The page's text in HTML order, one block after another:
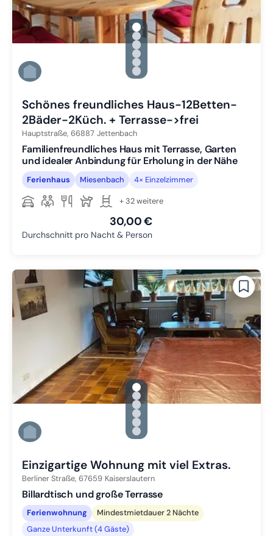
gallery.slide_selector
Zu Slide 1 wechseln
Zu Slide 2 wechseln
Zu Slide 3 wechseln
Zu Slide 4 wechseln
Zu Slide 5 wechseln
Zu Slide 6 wechseln
Schönes freundliches Haus-12Betten-
2Bäder-2Küch. + Terrasse->frei
Hauptstraße, 66887 Jettenbach
Familienfreundliches Haus mit Terrasse, Garten
und idealer Anbindung für Erholung in der Nähe
Ferienhaus Miesenbach 4× Einzelzimmer
+ 32 weitere
30,00 €
Durchschnitt pro Nacht & Person
gallery.slide_selector
Zu Slide 1 wechseln
Zu Slide 2 wechseln
Zu Slide 3 wechseln
Zu Slide 4 wechseln
Zu Slide 5 wechseln
Zu Slide 6 wechseln
Einzigartige Wohnung mit viel Extras.
Berliner Straße, 67659 Kaiserslautern
Billardtisch und große Terrasse
Ferienwohnung
Mindestmietdauer 2 Nächte
Ganze Unterkunft (4 Gäste)